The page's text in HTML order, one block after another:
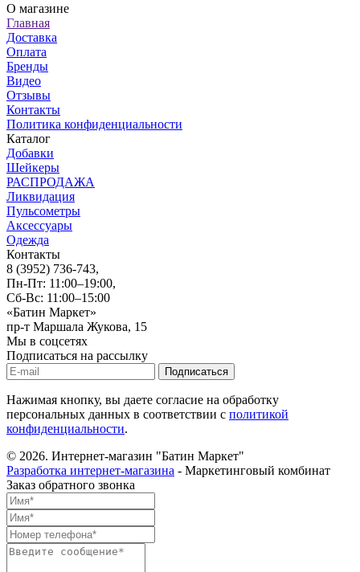
О магазине
Главная
Доставка
Оплата
Бренды
Видео
Отзывы
Контакты
Политика конфиденциальности
Каталог
Добавки
Шейкеры
РАСПРОДАЖА
Ликвидация
Пульсометры
Аксессуары
Одежда
Контакты
8 (3952) 736-743,
Пн-Пт: 11:00–19:00,
Сб-Вс: 11:00–15:00
«Батин Маркет»
пр-т Маршала Жукова, 15
Мы в соцсетях
Подписаться на рассылку
Нажимая кнопку, вы даете согласие на обработку
персональных данных в соответствии с политикой
конфиденциальности.
© 2026. Интернет-магазин "Батин Маркет"
Разработка интернет-магазина - Маркетинговый комбинат
Заказ обратного звонка